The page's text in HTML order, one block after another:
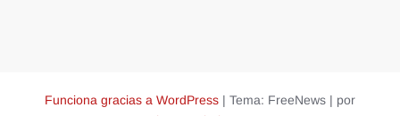
Funciona gracias a WordPress | Tema: FreeNews | por